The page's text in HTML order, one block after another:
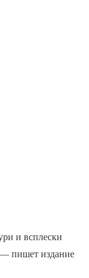
и всплески
— пишет издание